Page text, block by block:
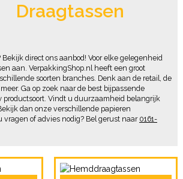
Draagtassen
Bekijk direct ons aanbod! Voor elke gelegenheid
aan. VerpakkingShop.nl heeft een groot
soorten branches. Denk aan de retail, de
Ga op zoek naar de best bijpassende
productsoort. Vindt u duurzaamheid belangrijk
dan onze verschillende papieren
vragen of advies nodig? Bel gerust naar 0161-